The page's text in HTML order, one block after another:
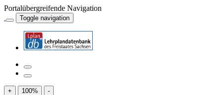
Portalübergreifende Navigation
Toggle navigation
+ 100% -